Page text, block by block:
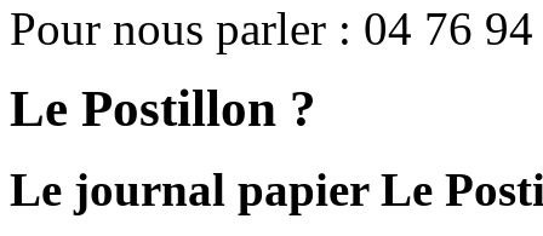
Pour nous parler : 04 76
Le Postillon ?
Le journal papier Le